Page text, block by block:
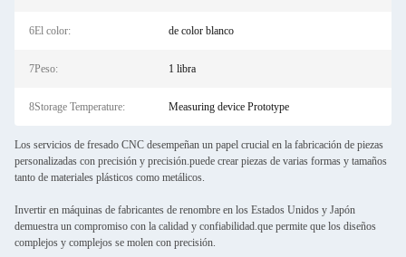
6El color: de color blanco
7Peso: 1 libra
8Storage Temperature: Measuring device Prototype
Los servicios de fresado CNC desempeñan un papel crucial en la fabricación de piezas
personalizadas con precisión y precisión.puede crear piezas de varias formas y tamaños
tanto de materiales plásticos como metálicos.
Invertir en máquinas de fabricantes de renombre en los Estados Unidos y Japón
demuestra un compromiso con la calidad y confiabilidad.que permite que los diseños
complejos y complejos se molen con precisión.